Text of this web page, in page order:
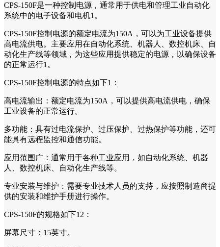
CPS-150F是一种控制电源，通常用于供电和管理工业自动化
系统中的电子设备和电机1。
CPS-150F控制电源的额定电流为150A，可以为工业设备提供
高电流供电。主要应用在自动化系统、机器人、数控机床、自
动化生产线等领域，为这些应用提供稳定的电源，以确保设备
的正常运行1。
CPS-150F控制电源的特点如下1：
高电流输出：额定电流为150A，可以提供高电流供电，确保
工业设备的正常运行。
多功能：具有过电流保护、过压保护、过热保护等功能，还可
能具有远程监控和通信功能。
应用范围广：通常用于各种工业应用，如自动化系统、机器
人、数控机床、自动化生产线等。
专业安装与维护：需要专业技术人员的支持，应按照制造商提
供的安装和维护手册进行操作。
CPS-150F的规格如下12：
屏幕尺寸：15英寸。